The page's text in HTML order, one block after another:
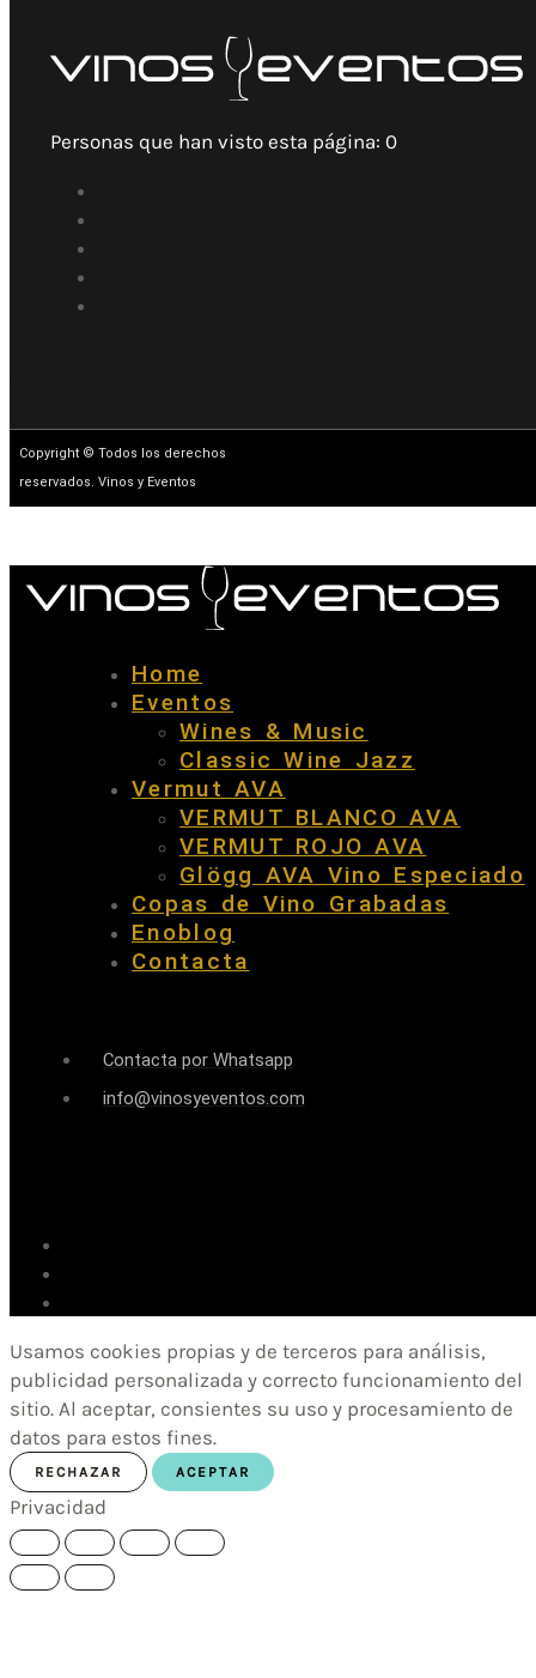
Personas que han visto esta página: 0
Copyright © Todos los derechos
reservados. Vinos y Eventos
Home
Eventos
Wines & Music
Classic Wine Jazz
Vermut AVA
VERMUT BLANCO AVA
VERMUT ROJO AVA
Glögg AVA Vino Especiado
Copas de Vino Grabadas
Enoblog
Contacta
Contacta por Whatsapp
info@vinosyeventos.com
Usamos cookies propias y de terceros para análisis,
publicidad personalizada y correcto funcionamiento del
sitio. Al aceptar, consientes su uso y procesamiento de
datos para estos fines.
RECHAZAR ACEPTAR
Privacidad